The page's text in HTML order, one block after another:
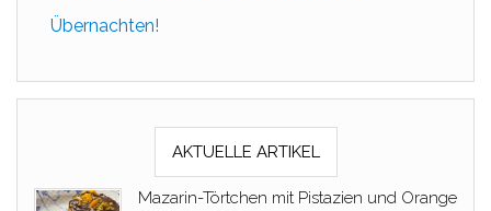
Übernachten!
AKTUELLE ARTIKEL
Mazarin-Törtchen mit Pistazien und Orange